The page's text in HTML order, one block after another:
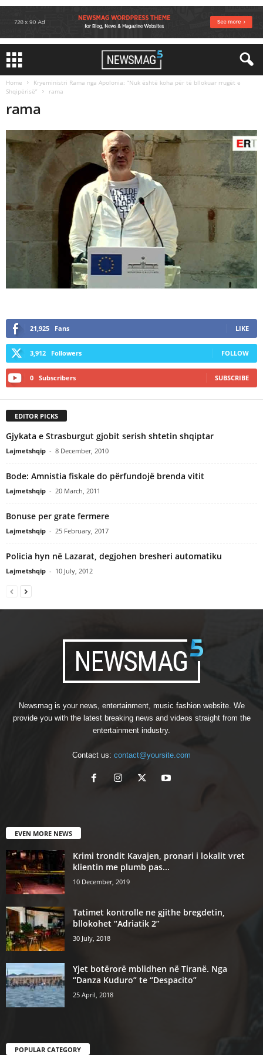
Home
Kryeministri Rama nga Apolonia: “Nuk është koha për të bllokuar rrugët e
Shqipërisë”
rama
rama
21,925 Fans LIKE
3,912 Followers FOLLOW
0 Subscribers SUBSCRIBE
EDITOR PICKS
Gjykata e Strasburgut gjobit serish shtetin shqiptar
Lajmetshqip - 8 December, 2010
Bode: Amnistia fiskale do përfundojë brenda vitit
Lajmetshqip - 20 March, 2011
Bonuse per grate fermere
Lajmetshqip - 25 February, 2017
Policia hyn në Lazarat, degjohen bresheri automatiku
Lajmetshqip - 10 July, 2012
Newsmag is your news, entertainment, music fashion website. We
provide you with the latest breaking news and videos straight from the
entertainment industry.
Contact us: contact@yoursite.com
EVEN MORE NEWS
Krimi trondit Kavajen, pronari i lokalit vret
klientin me plumb pas...
10 December, 2019
Tatimet kontrolle ne gjithe bregdetin,
bllokohet “Adriatik 2”
30 July, 2018
Yjet botërorë mblidhen në Tiranë. Nga
“Danza Kuduro” te “Despacito”
25 April, 2018
POPULAR CATEGORY